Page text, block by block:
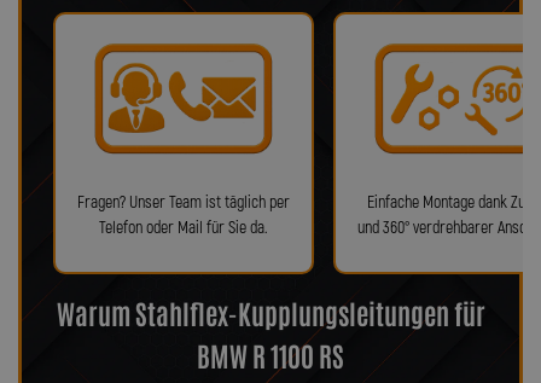
Fragen? Unser Team ist täglich per
Telefon oder Mail für Sie da.
Einfache Montage dank
und 360° verdrehbarer
Warum Stahlflex-Kupplungsleitungen für
BMW R 1100 RS